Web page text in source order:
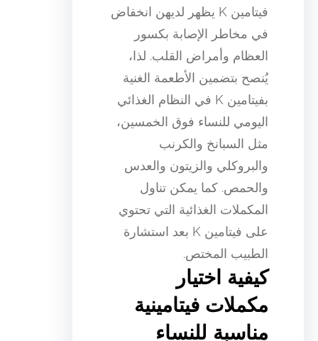
فيتامين K يظهر لديهن انخفاض
في مخاطر الإصابة بكسور
العظام وأمراض القلب. لذا،
يُنصح بتضمين الأطعمة الغنية
بفيتامين K في النظام الغذائي
اليومي للنساء فوق الخمسين،
مثل السبانخ والكرنب
والبروكلي والزيتون والعدس
والحمص. كما يمكن تناول
المكملات الغذائية التي تحتوي
على فيتامين K بعد استشارة
الطبيب المختص.
كيفية اختيار
مكملات فيتامينية
مناسبة للنساء